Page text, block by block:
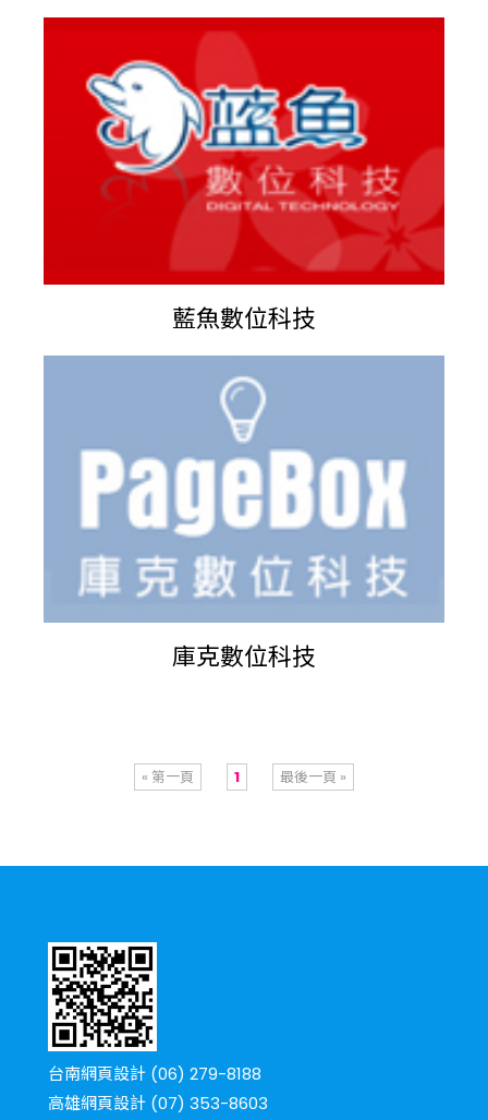
藍魚數位科技
庫克數位科技
« 第一頁 1 最後一頁 »
台南網頁設計 (06) 279-8188
高雄網頁設計 (07) 353-8603